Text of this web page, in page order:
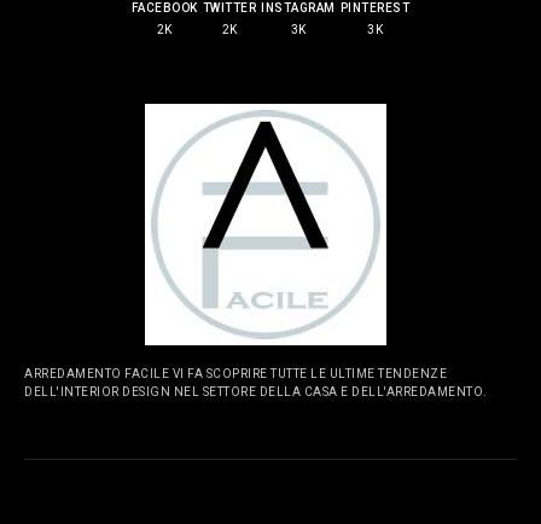
FACEBOOK
2K
TWITTER
2K
INSTAGRAM
3K
PINTEREST
3K
ARREDAMENTO FACILE VI FA SCOPRIRE TUTTE LE ULTIME TENDENZE
DELL'INTERIOR DESIGN NEL SETTORE DELLA CASA E DELL'ARREDAMENTO.